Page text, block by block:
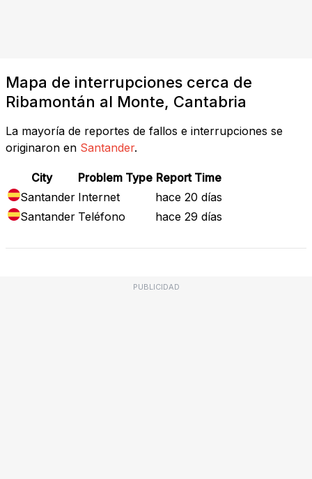
Mapa de interrupciones cerca de
Ribamontán al Monte, Cantabria
La mayoría de reportes de fallos e interrupciones se
originaron en Santander.
City Problem Type Report Time
Santander Internet
hace 20 días
Santander Teléfono hace 29 días
PUBLICIDAD